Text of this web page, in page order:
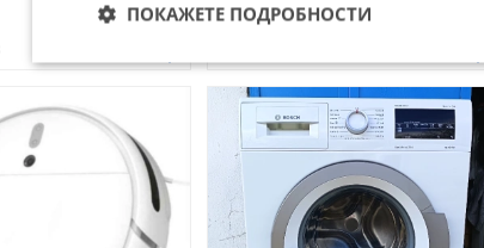
Договаряне
ПОКАЖЕТЕ ПОДРОБНОСТИ